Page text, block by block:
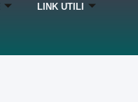
LINK UTILI